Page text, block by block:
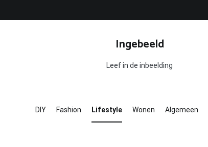
Ingebeeld
Leef in de inbeelding
DIY Fashion Lifestyle Wonen Algemeen